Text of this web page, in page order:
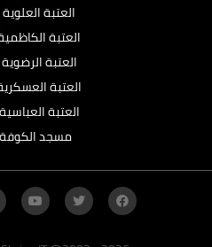
العتبة
العتبة
العتبة
العتبة
العتبة
مسجد